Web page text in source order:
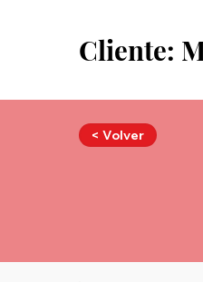
Cliente:
< Volver